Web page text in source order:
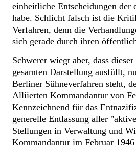
einheitliche Entscheidungen der
habe. Schlicht falsch ist die
Verfahren, denn die
sich gerade durch ihren
Schwerer wiegt aber, dass
gesamten Darstellung ausfüllt,
Berliner Sühneverfahren steht,
Alliierten Kommandantur von
Kennzeichnend für das
generelle Entlassung aller
Stellungen in Verwaltung und
Kommandantur im Februar